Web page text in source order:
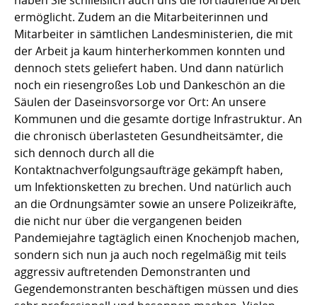
ermöglicht. Zudem an die Mitarbeiterinnen und
Mitarbeiter in sämtlichen Landesministerien, die mit
der Arbeit ja kaum hinterherkommen konnten und
dennoch stets geliefert haben. Und dann natürlich
noch ein riesengroßes Lob und Dankeschön an die
Säulen der Daseinsvorsorge vor Ort: An unsere
Kommunen und die gesamte dortige Infrastruktur. An
die chronisch überlasteten Gesundheitsämter, die
sich dennoch durch all die
Kontaktnachverfolgungsaufträge gekämpft haben,
um Infektionsketten zu brechen. Und natürlich auch
an die Ordnungsämter sowie an unsere Polizeikräfte,
die nicht nur über die vergangenen beiden
Pandemiejahre tagtäglich einen Knochenjob machen,
sondern sich nun ja auch noch regelmäßig mit teils
aggressiv auftretenden Demonstranten und
Gegendemonstranten beschäftigen müssen und dies